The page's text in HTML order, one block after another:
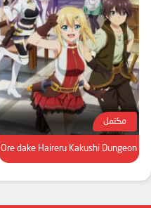
الحلقة 96
الحلقة 97
الحلقة 98
الحلقة 99
الحلقة 100
الحلقة 101
الحلقة 102
مكتمل
Ore dake Haireru Kakushi Dungeon